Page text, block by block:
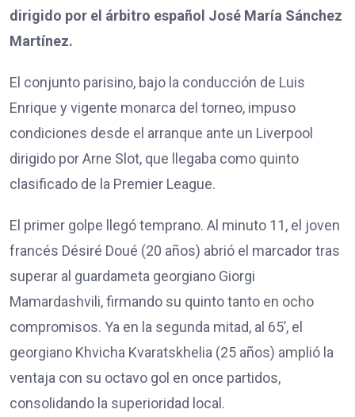
dirigido por el árbitro español José María Sánchez
Martínez.
El conjunto parisino, bajo la conducción de Luis
Enrique y vigente monarca del torneo, impuso
condiciones desde el arranque ante un Liverpool
dirigido por Arne Slot, que llegaba como quinto
clasificado de la Premier League.
El primer golpe llegó temprano. Al minuto 11, el joven
francés Désiré Doué (20 años) abrió el marcador tras
superar al guardameta georgiano Giorgi
Mamardashvili, firmando su quinto tanto en ocho
compromisos. Ya en la segunda mitad, al 65’, el
georgiano Khvicha Kvaratskhelia (25 años) amplió la
ventaja con su octavo gol en once partidos,
consolidando la superioridad local.